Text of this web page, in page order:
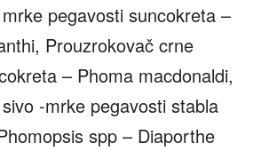
pegavosti suncokreta –
Prouzrokovač crne
– Phoma macdonaldi,
-mrke pegavosti stabla
spp – Diaporthe